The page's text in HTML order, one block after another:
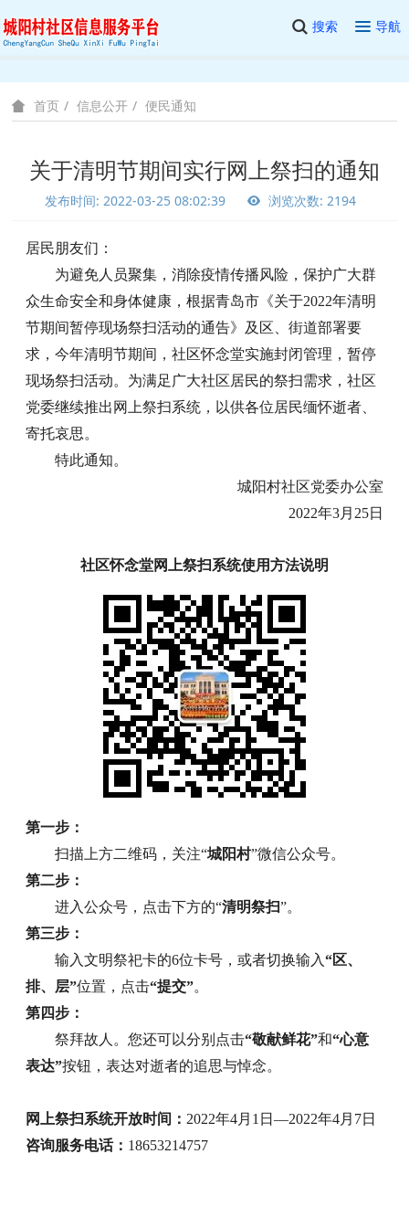
搜索 导航
首页 信息公开 便民通知
关于清明节期间实行网上祭扫的通知
发布时间: 2022-03-25 08:02:39 浏览次数: 2194
居民朋友们：
为避免人员聚集，消除疫情传播风险，保护广大群
众生命安全和身体健康，根据青岛市《关于2022年清明
节期间暂停现场祭扫活动的通告》及区、街道部署要
求，今年清明节期间，社区怀念堂实施封闭管理，暂停
现场祭扫活动。为满足广大社区居民的祭扫需求，社区
党委继续推出网上祭扫系统，以供各位居民缅怀逝者、
寄托哀思。
特此通知。
城阳村社区党委办公室
2022年3月25日
社区怀念堂网上祭扫系统使用方法说明
第一步：
扫描上方二维码，关注“城阳村”微信公众号。
第二步：
进入公众号，点击下方的“清明祭扫”。
第三步：
输入文明祭祀卡的6位卡号，或者切换输入“区、
排、层”位置，点击“提交”。
第四步：
祭拜故人。您还可以分别点击“敬献鲜花”和“心意
表达”按钮，表达对逝者的追思与悼念。
网上祭扫系统开放时间： 2022年4月1日—2022年4月7日
咨询服务电话： 18653214757